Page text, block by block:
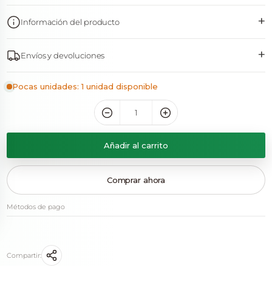
Información del producto +
Envíos y devoluciones +
Pocas unidades: 1 unidad disponible
Añadir al carrito
Comprar ahora
Métodos de pago
Compartir: